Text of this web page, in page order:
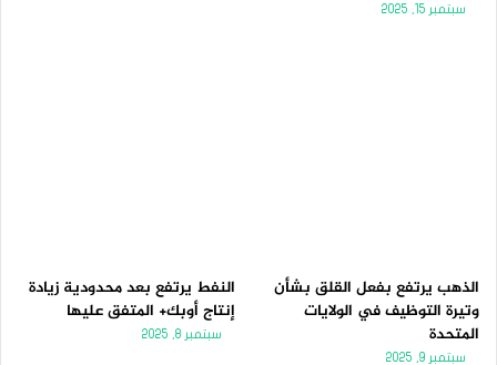
سبتمبر 15, 2025
الذهب يرتفع بفعل القلق بشأن
وتيرة التوظيف في الولايات
المتحدة
سبتمبر 9, 2025
النفط يرتفع بعد محدودية زيادة
إنتاج أوبك+ المتفق عليها
سبتمبر 8, 2025